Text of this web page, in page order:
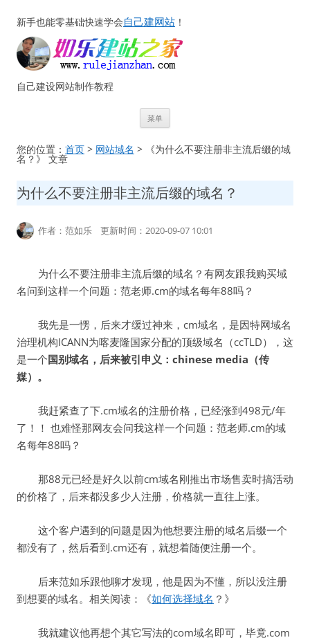
新手也能零基础快速学会自己建网站 ！
自己建设网站制作教程
菜单
文
您的位置： 首页 > 网站域名 > 《为什么不要注册非主流后缀的域
名？》 文章
为什么不要注册非主流后缀的域名？
作者：范如乐 更新时间：2020-09-07 10:01
为什么不要注册非主流后缀的域名？有网友跟我购买域
名问到这样一个问题：范老师.cm的域名每年88吗？
我先是一愣，后来才缓过神来，cm域名，是因特网域名
治理机构ICANN为喀麦隆国家分配的顶级域名（ccTLD），这
是一个国别域名，后来被引申义：chinese media（传
媒）。
我赶紧查了下.cm域名的注册价格，已经涨到498元/年
了！！ 也难怪那网友会问我这样一个问题：范老师.cm的域
名每年88吗？
那88元已经是好久以前cm域名刚推出市场售卖时搞活动
的价格了，后来都没多少人注册，价格就一直往上涨。
这个客户遇到的问题是因为他想要注册的域名后缀一个
都没有了，然后看到.cm还有，就想着随便注册一个。
后来范如乐跟他聊才发现，他是因为不懂，所以没注册
到想要的域名。相关阅读：《如何选择域名 ？》
我就建议他再想个其它写法的com域名即可，毕竟.com